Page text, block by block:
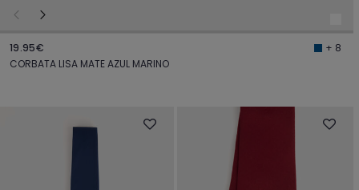
19.95€
+ 8
CORBATA LISA MATE AZUL MARINO